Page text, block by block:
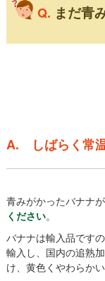
Q. まだ青
A. しばらく常
青みがかったバナナが
ください。
バナナは輸入品です
輸入し、国内の追熟
け、黄色くやわらか